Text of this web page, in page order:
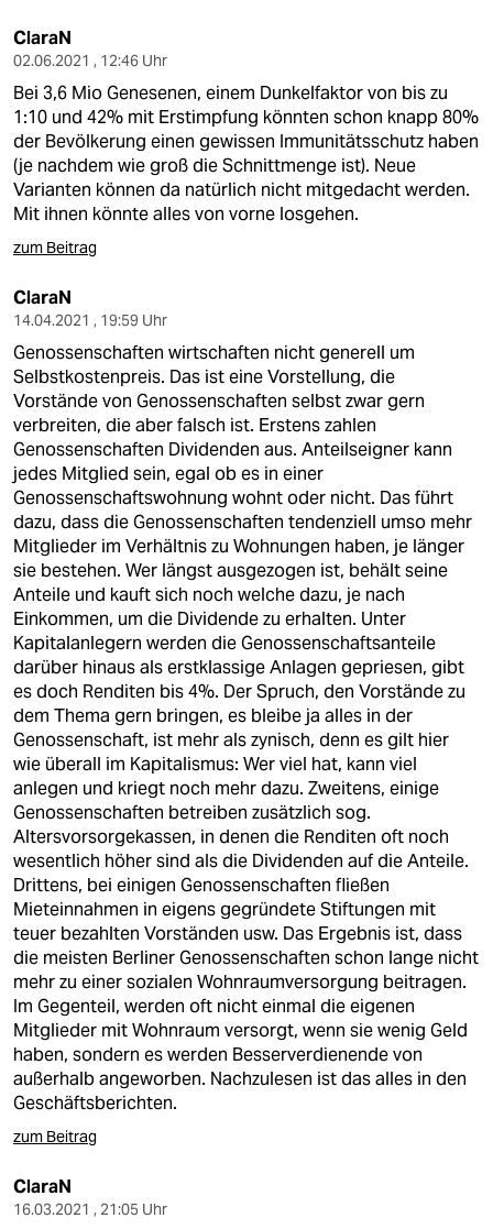
ClaraN
02.06.2021 , 12:46 Uhr
Bei 3,6 Mio Genesenen, einem Dunkelfaktor von bis zu
1:10 und 42% mit Erstimpfung könnten schon knapp 80%
der Bevölkerung einen gewissen Immunitätsschutz haben
(je nachdem wie groß die Schnittmenge ist). Neue
Varianten können da natürlich nicht mitgedacht werden.
Mit ihnen könnte alles von vorne losgehen.
zum Beitrag
ClaraN
14.04.2021 , 19:59 Uhr
Genossenschaften wirtschaften nicht generell um
Selbstkostenpreis. Das ist eine Vorstellung, die
Vorstände von Genossenschaften selbst zwar gern
verbreiten, die aber falsch ist. Erstens zahlen
Genossenschaften Dividenden aus. Anteilseigner kann
jedes Mitglied sein, egal ob es in einer
Genossenschaftswohnung wohnt oder nicht. Das führt
dazu, dass die Genossenschaften tendenziell umso mehr
Mitglieder im Verhältnis zu Wohnungen haben, je länger
sie bestehen. Wer längst ausgezogen ist, behält seine
Anteile und kauft sich noch welche dazu, je nach
Einkommen, um die Dividende zu erhalten. Unter
Kapitalanlegern werden die Genossenschaftsanteile
darüber hinaus als erstklassige Anlagen gepriesen, gibt
es doch Renditen bis 4%. Der Spruch, den Vorstände zu
dem Thema gern bringen, es bleibe ja alles in der
Genossenschaft, ist mehr als zynisch, denn es gilt hier
wie überall im Kapitalismus: Wer viel hat, kann viel
anlegen und kriegt noch mehr dazu. Zweitens, einige
Genossenschaften betreiben zusätzlich sog.
Altersvorsorgekassen, in denen die Renditen oft noch
wesentlich höher sind als die Dividenden auf die Anteile.
Drittens, bei einigen Genossenschaften fließen
Mieteinnahmen in eigens gegründete Stiftungen mit
teuer bezahlten Vorständen usw. Das Ergebnis ist, dass
die meisten Berliner Genossenschaften schon lange nicht
mehr zu einer sozialen Wohnraumversorgung beitragen.
Im Gegenteil, werden oft nicht einmal die eigenen
Mitglieder mit Wohnraum versorgt, wenn sie wenig Geld
haben, sondern es werden Besserverdienende von
außerhalb angeworben. Nachzulesen ist das alles in den
Geschäftsberichten.
zum Beitrag
ClaraN
16.03.2021 , 21:05 Uhr